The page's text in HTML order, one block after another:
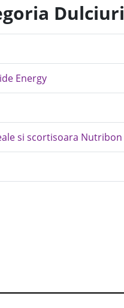
Dulciuri
Energy
si scortisoara Nutribon